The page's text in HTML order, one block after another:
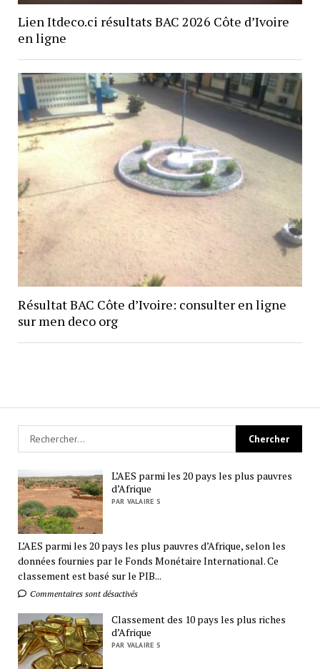
Lien Itdeco.ci résultats BAC 2026 Côte d’Ivoire
en ligne
Résultat BAC Côte d’Ivoire: consulter en ligne
sur men deco org
L’AES parmi les 20 pays les plus pauvres
d’Afrique
PAR VALAIRE S
L’AES parmi les 20 pays les plus pauvres d’Afrique, selon les
données fournies par le Fonds Monétaire International. Ce
classement est basé sur le PIB...
Commentaires sont désactivés
Classement des 10 pays les plus riches
d’Afrique
PAR VALAIRE S